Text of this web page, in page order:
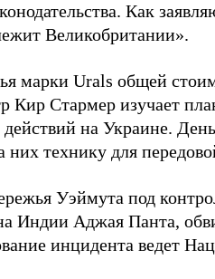
Как
Великобритании».
марки Urals общей
Кир Стармер изучает
на Украине.
технику для
Уэймута под
Индии Аджая Панта,
инцидента ведет